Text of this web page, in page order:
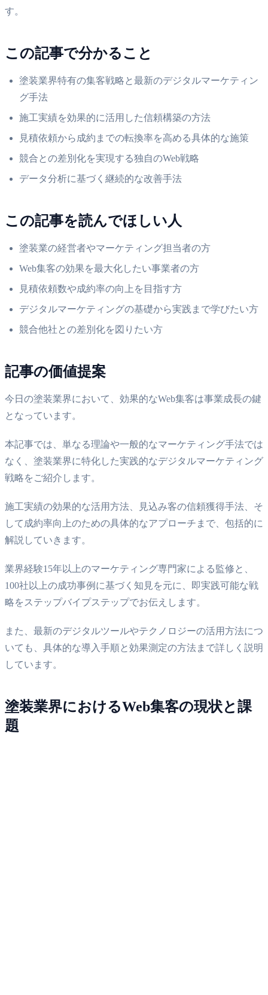
す。
この記事で分かること
塗装業界特有の集客戦略と最新のデジタルマーケティン
グ手法
施工実績を効果的に活用した信頼構築の方法
見積依頼から成約までの転換率を高める具体的な施策
競合との差別化を実現する独自のWeb戦略
データ分析に基づく継続的な改善手法
この記事を読んでほしい人
塗装業の経営者やマーケティング担当者の方
Web集客の効果を最大化したい事業者の方
見積依頼数や成約率の向上を目指す方
デジタルマーケティングの基礎から実践まで学びたい方
競合他社との差別化を図りたい方
記事の価値提案
今日の塗装業界において、効果的なWeb集客は事業成長の鍵
となっています。
本記事では、単なる理論や一般的なマーケティング手法では
なく、塗装業界に特化した実践的なデジタルマーケティング
戦略をご紹介します。
施工実績の効果的な活用方法、見込み客の信頼獲得手法、そ
して成約率向上のための具体的なアプローチまで、包括的に
解説していきます。
業界経験15年以上のマーケティング専門家による監修と、
100社以上の成功事例に基づく知見を元に、即実践可能な戦
略をステップバイプステップでお伝えします。
また、最新のデジタルツールやテクノロジーの活用方法につ
いても、具体的な導入手順と効果測定の方法まで詳しく説明
しています。
塗装業界におけるWeb集客の現状と課
題